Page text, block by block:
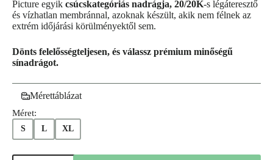
Picture egyik csúcskategóriás nadrágja, 20/20K-s légáteresztő
és vízhatlan membránnal, azoknak készült, akik nem félnek az
extrém időjárási körülményektől sem.
Dönts felelősségteljesen, és válassz prémium minőségű
sínadrágot.
Mérettáblázat
Méret:
S L XL